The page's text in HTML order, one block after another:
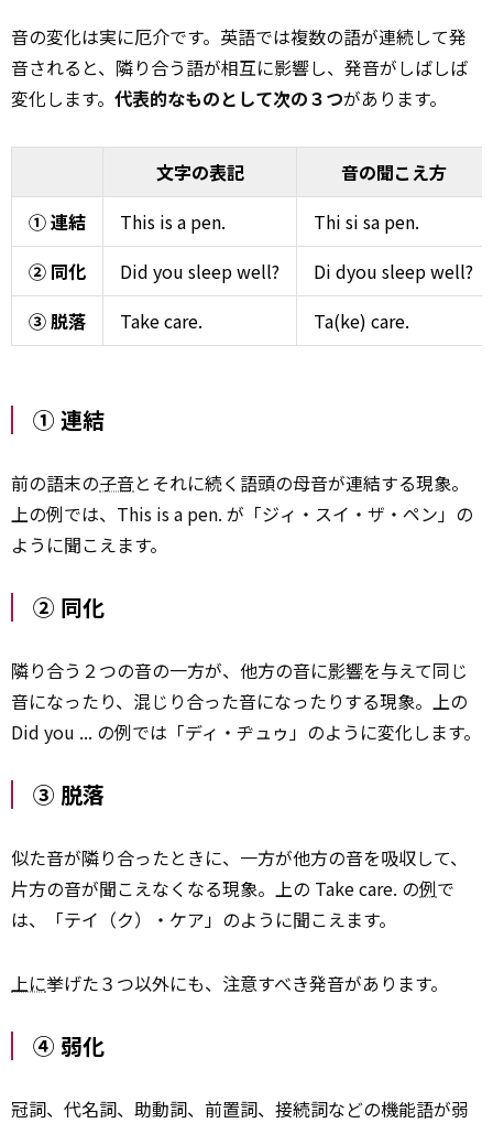
音の変化は実に厄介です。英語では複数の語が連続して発
音されると、隣り合う語が相互に影響し、発音がしばしば
変化します。 代表的なものとして次の３つがあります。
文字の表記
音の聞こえ方
① 連結
This is a pen.
Thi si sa pen.
② 同化
Did you sleep well?
Di dyou sleep well?
③ 脱落
Take care. Ta(ke) care.
① 連結
前の語末の子音とそれに続く語頭の母音が連結する現象。
上の例では、This is a pen. が「ジィ・スイ・ザ・ペン」の
ように聞こえます。
② 同化
隣り合う２つの音の一方が、他方の音に影響を与えて同じ
音になったり、混じり合った音になったりする現象。上の
Did you ... の例では「ディ・ヂュゥ」のように変化します。
③ 脱落
似た音が隣り合ったときに、一方が他方の音を吸収して、
片方の音が聞こえなくなる現象。上の Take care. の例で
は、「テイ（ク）・ケア」のように聞こえます。
上に挙げた３つ以外にも、注意すべき発音があります。
④ 弱化
冠詞、代名詞、助動詞、前置詞、接続詞などの機能語が弱